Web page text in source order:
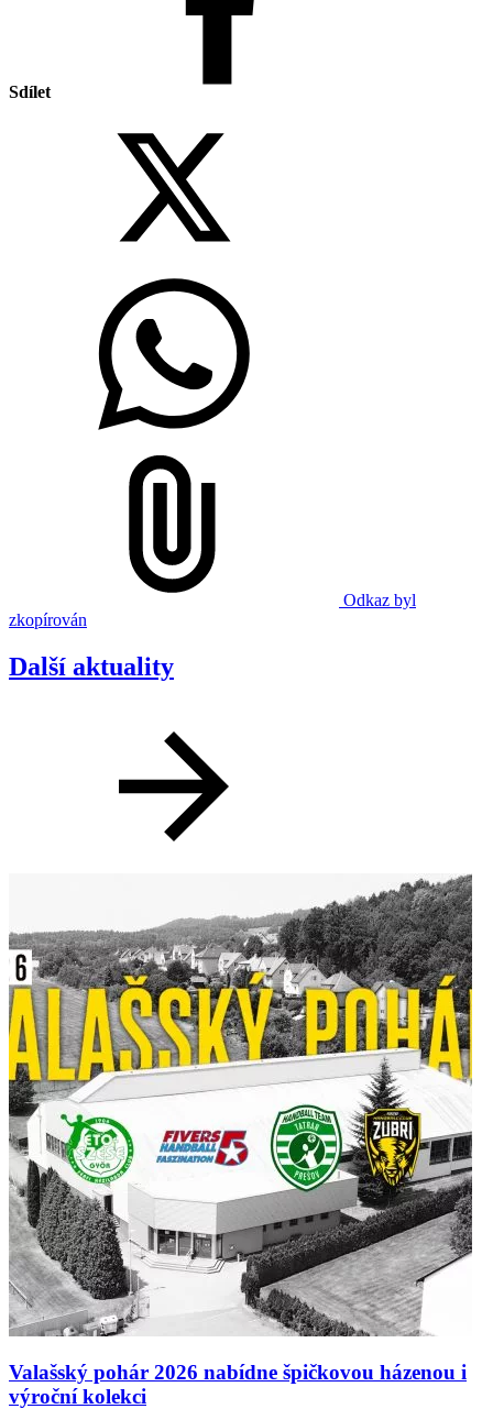
Sdílet
Odkaz byl
zkopírován
Další aktuality
Valašský pohár 2026 nabídne špičkovou házenou i
výroční kolekci